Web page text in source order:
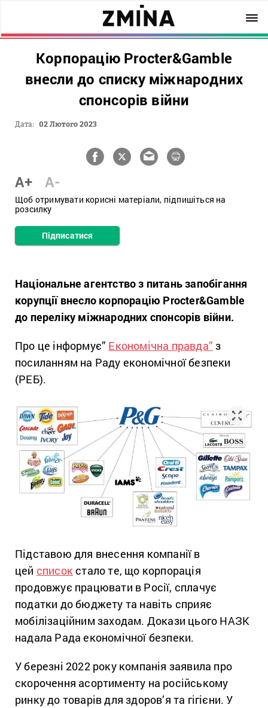
Корпорацію Procter&Gamble
внесли до списку міжнародних
спонсорів війни
Дата: 02 Лютого 2023
A+ A-
Щоб отримувати корисні матеріали, підпишіться на
розсилку
Підписатися
Національне агентство з питань запобігання
корупції внесло корпорацію Procter&Gamble
до переліку міжнародних спонсорів війни.
Про це інформує” Економічна правда” з
посиланням на Раду економічної безпеки
(РЕБ).
Підставою для внесення компанії в
цей списокстало те, що корпорація
продовжує працювати в Росії, сплачує
податки до бюджету та навіть сприяє
мобілізаційним заходам. Докази цього НАЗК
надала Рада економічної безпеки.
У березні 2022 року компанія заявила про
скорочення асортименту на російському
ринку до товарів для здоров’я та гігієни. У